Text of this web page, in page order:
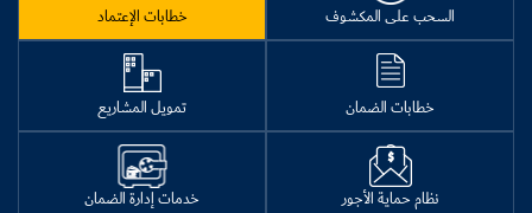
السحب على المكشوف خطابات الإعتماد
خطابات الضمان تمويل المشاريع
نظام حماية الأجور خدمات إدارة الضمان